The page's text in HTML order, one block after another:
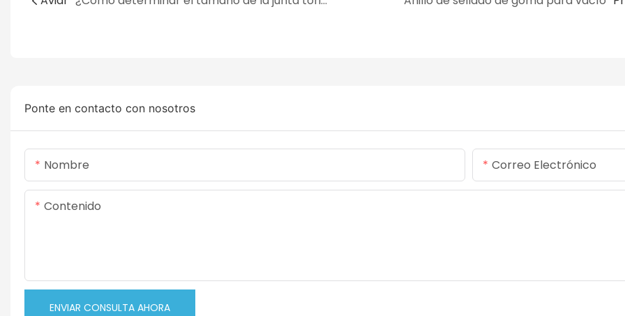
Ponte en contacto con nosotros
Nombre Correo Electrónico
Contenido
ENVIAR CONSULTA AHORA